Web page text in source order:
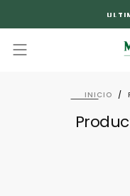
INICIO /